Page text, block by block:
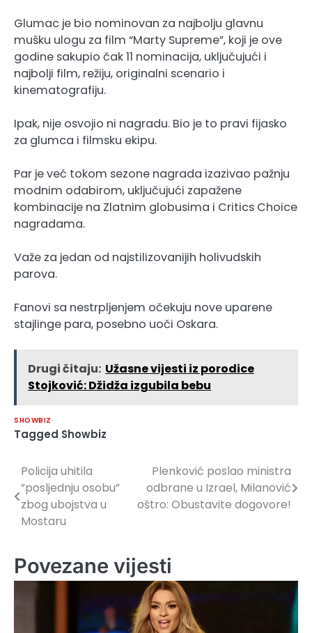
Glumac je bio nominovan za najbolju glavnu
mušku ulogu za film “Marty Supreme”, koji je ove
godine sakupio čak 11 nominacija, uključujući i
najbolji film, režiju, originalni scenario i
kinematografiju.
Ipak, nije osvojio ni nagradu. Bio je to pravi fijasko
za glumca i filmsku ekipu.
Par je već tokom sezone nagrada izazivao pažnju
modnim odabirom, uključujući zapažene
kombinacije na Zlatnim globusima i Critics Choice
nagradama.
Važe za jedan od najstilizovanijih holivudskih
parova.
Fanovi sa nestrpljenjem očekuju nove uparene
stajlinge para, posebno uoči Oskara.
Drugi čitaju: Užasne vijesti iz porodice
Stojković: Džidža izgubila bebu
SHOWBIZ
Tagged Showbiz
Navigacija
članaka
Policija uhitila
”posljednju osobu”
zbog ubojstva u
Mostaru
Plenković poslao ministra
odbrane u Izrael, Milanović
oštro: Obustavite dogovore!
Povezane vijesti